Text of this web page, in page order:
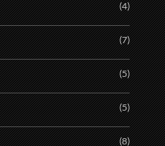
(4)
(7)
(5)
(5)
(8)